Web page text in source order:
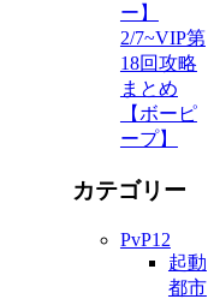
ー】
2/7~VIP第
18回攻略
まとめ
【ボーピ
ープ】
カテゴリー
PvP12
起動
都市